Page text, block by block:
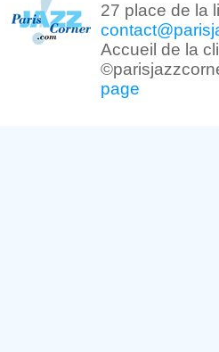
27 place de la
Accueil de la
page